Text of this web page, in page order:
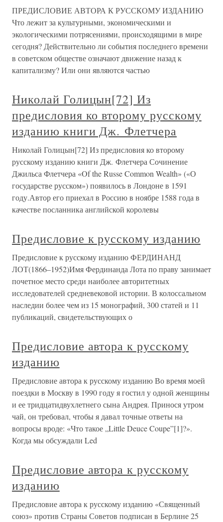
ПРЕДИСЛОВИЕ АВТОРА К РУССКОМУ ИЗДАНИЮ
Что лежит за культурными, экономическими и
экологическими потрясениями, происходящими в мире
сегодня? Действительно ли события последнего времени
в советском обществе означают движение назад к
капитализму? Или они являются частью
Николай Голицын[72] Из
предисловия ко второму русскому
изданию книги Дж. Флетчера
Николай Голицын[72] Из предисловия ко второму
русскому изданию книги Дж. Флетчера Сочинение
Джильса Флетчера «Of the Russe Common Wealth» («О
государстве русском») появилось в Лондоне в 1591
году.Автор его приехал в Россию в ноябре 1588 года в
качестве посланника английской королевы
Предисловие к русскому изданию
Предисловие к русскому изданию ФЕРДИНАНД
ЛОТ(1866–1952)Имя Фердинанда Лота по праву занимает
почетное место среди наиболее авторитетных
исследователей средневековой истории. В колоссальном
наследии более чем из 15 монографий, 300 статей и 11
публикаций, свидетельствующих о
Предисловие автора к русскому
изданию
Предисловие автора к русскому изданию Во время моей
поездки в Москву в 1990 году я гостил у одной женщины
и ее тридцатидвухлетнего сына Андрея. Принося утром
чай, он требовал, чтобы я давал точные ответы на
вопросы вроде: «Что такое „Little Deuce Coupe”[1]?».
Когда мы обсуждали Led
Предисловие автора к русскому
изданию
Предисловие автора к русскому изданию «Священный
союз» против Страны Советов подписан в Берлине 25